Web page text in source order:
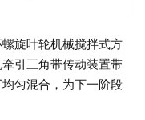
旋叶轮机械搅拌式方
引三角带传动装置带
匀混合，为下一阶段